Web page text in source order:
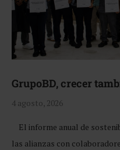
GrupoBD, crecer
4 agosto, 2026
El informe anual de
las alianzas con